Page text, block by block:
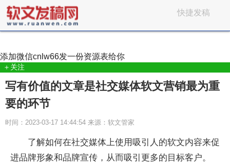
快捷发稿
添加微信cnlw66发一份资源表给你
＋关注
写有价值的文章是社交媒体软文营销最为重
要的环节
时间：2023-03-17 14:44:54 来源：软文管家
了解如何在社交媒体上使用吸引人的软文内容来促
进品牌形象和品牌宣传，从而吸引更多的目标客户。